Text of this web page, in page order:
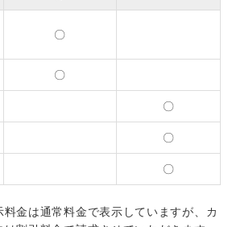
〇
〇
〇
〇
〇
金は通常料金で表示していますが、カ